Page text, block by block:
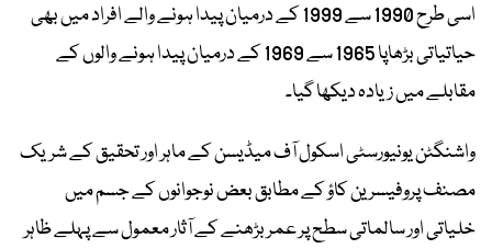
اسی طرح 1990 سے 1999 کے درمیان پیدا ہونے والے افراد میں بھی
حیاتیاتی بڑھاپا 1965 سے 1969 کے درمیان پیدا ہونے والوں کے
مقابلے میں زیادہ دیکھا گیا۔
واشنگٹن یونیورسٹی اسکول آف میڈیسن کے ماہر اور تحقیق کے شریک
مصنف پروفیسر ین کاؤ کے مطابق بعض نوجوانوں کے جسم میں
خلیاتی اور سالماتی سطح پر عمر بڑھنے کے آثار معمول سے پہلے ظاہر